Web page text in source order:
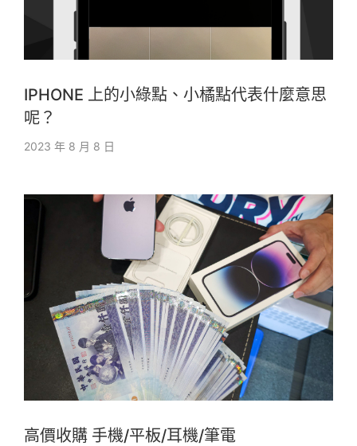
IPHONE 上的小綠點、小橘點代表什麼意思
呢？
2023 年 8 月 8 日
高價收購 手機/平板/耳機/筆電